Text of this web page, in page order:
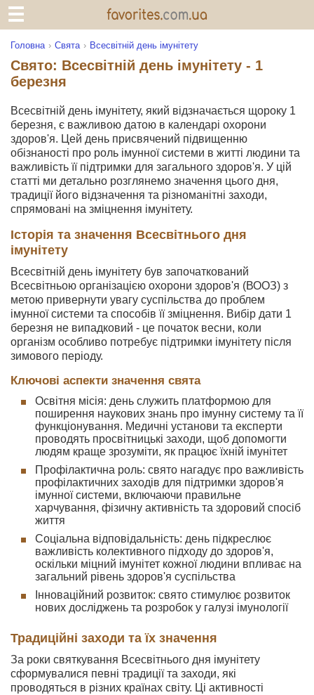
Головна Свята Всесвітній день імунітету
Свято: Всесвітній день імунітету - 1
березня
Всесвітній день імунітету, який відзначається щороку 1
березня, є важливою датою в календарі охорони
здоров'я. Цей день присвячений підвищенню
обізнаності про роль імунної системи в житті людини та
важливість її підтримки для загального здоров'я. У цій
статті ми детально розглянемо значення цього дня,
традиції його відзначення та різноманітні заходи,
спрямовані на зміцнення імунітету.
Історія та значення Всесвітнього дня
імунітету
Всесвітній день імунітету був започаткований
Всесвітньою організацією охорони здоров'я (ВООЗ) з
метою привернути увагу суспільства до проблем
імунної системи та способів її зміцнення. Вибір дати 1
березня не випадковий - це початок весни, коли
організм особливо потребує підтримки імунітету після
зимового періоду.
Ключові аспекти значення свята
Освітня місія: день служить платформою для
поширення наукових знань про імунну систему та її
функціонування. Медичні установи та експерти
проводять просвітницькі заходи, щоб допомогти
людям краще зрозуміти, як працює їхній імунітет
Профілактична роль: свято нагадує про важливість
профілактичних заходів для підтримки здоров'я
імунної системи, включаючи правильне
харчування, фізичну активність та здоровий спосіб
життя
Соціальна відповідальність: день підкреслює
важливість колективного підходу до здоров'я,
оскільки міцний імунітет кожної людини впливає на
загальний рівень здоров'я суспільства
Інноваційний розвиток: свято стимулює розвиток
нових досліджень та розробок у галузі імунології
Традиційні заходи та їх значення
За роки святкування Всесвітнього дня імунітету
сформувалися певні традиції та заходи, які
проводяться в різних країнах світу. Ці активності